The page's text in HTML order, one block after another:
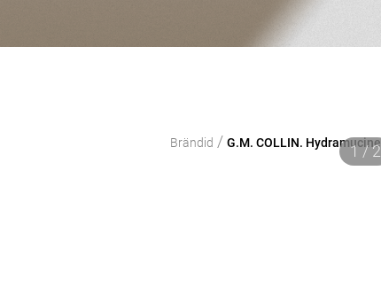
Brändid / G.M. COLLIN. 1 / 2